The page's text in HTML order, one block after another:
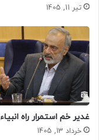
تیر 11, 1405
غدیر خم استمرار راه انبیاء
خرداد 13, 1405